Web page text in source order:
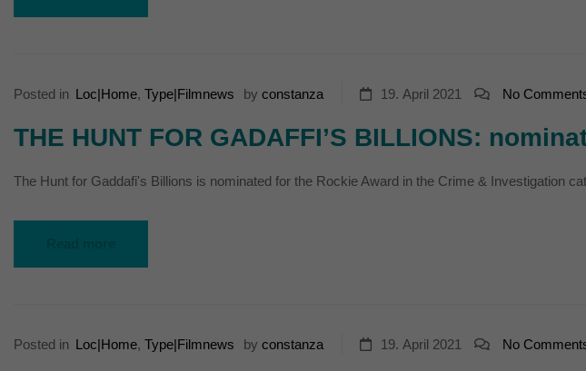
Posted in Loc|Home, Type|Filmnews by constanza 19. April 2021 No
THE HUNT FOR GADAFFI’S BILLIONS:
The Hunt for Gaddafi's Billions is nominated for the Rockie Award in the Crime & Investigation
Posted in Loc|Home, Type|Filmnews by constanza 19. April 2021 No
Cookie-